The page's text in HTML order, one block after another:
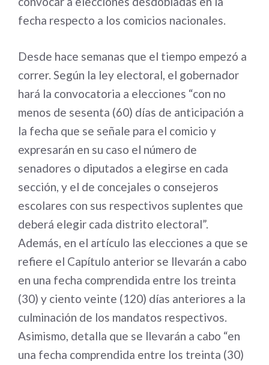
fecha respecto a los comicios nacionales.
Desde hace semanas que el tiempo empezó a
correr. Según la ley electoral, el gobernador
hará la convocatoria a elecciones “con no
menos de sesenta (60) días de anticipación a
la fecha que se señale para el comicio y
expresarán en su caso el número de
senadores o diputados a elegirse en cada
sección, y el de concejales o consejeros
escolares con sus respectivos suplentes que
deberá elegir cada distrito electoral”.
Además, en el artículo las elecciones a que se
refiere el Capítulo anterior se llevarán a cabo
en una fecha comprendida entre los treinta
(30) y ciento veinte (120) días anteriores a la
culminación de los mandatos respectivos.
Asimismo, detalla que se llevarán a cabo “en
una fecha comprendida entre los treinta (30)